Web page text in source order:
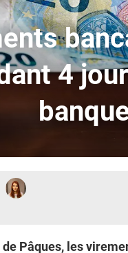
4
Pâques, les